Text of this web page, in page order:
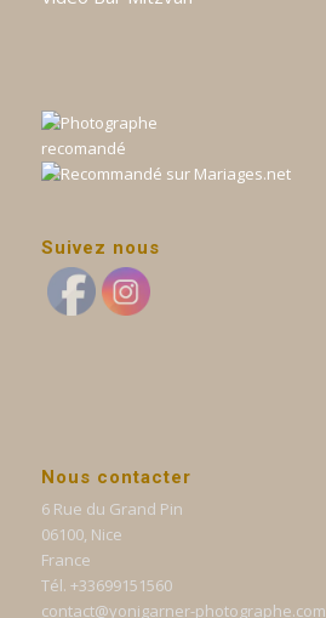
Suivez nous
Nous contacter
6 Rue du Grand Pin
06100, Nice
France
Tél. +33699151560
contact@yonigarner-photographe.com